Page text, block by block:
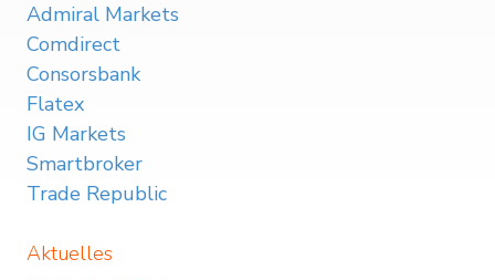
Admiral Markets
Comdirect
Consorsbank
Flatex
IG Markets
Smartbroker
Trade Republic
Aktuelles